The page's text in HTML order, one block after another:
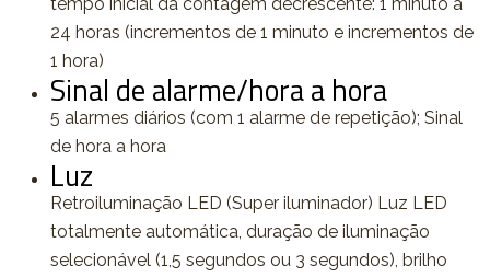
24 horas (incrementos de 1 minuto e incrementos de
1 hora)
Sinal de alarme/hora a hora
5 alarmes diários (com 1 alarme de repetição); Sinal
de hora a hora
Luz
Retroiluminação LED (Super iluminador) Luz LED
totalmente automática, duração de iluminação
selecionável (1,5 segundos ou 3 segundos), brilho